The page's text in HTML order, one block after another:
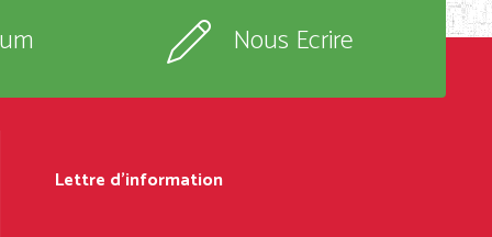
Nous Ecrire
Lettre d'information